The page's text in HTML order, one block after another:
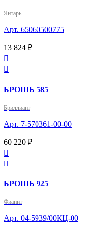
Янтарь
Арт. 65060500775
13 824 ₽


БРОШЬ 585
Бриллиант
Арт. 7-570361-00-00
60 220 ₽


БРОШЬ 925
Фианит
Арт. 04-5939/00КЦ-00